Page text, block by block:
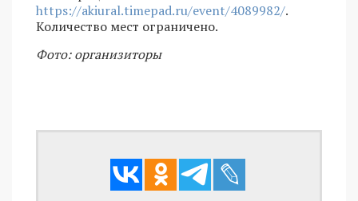
https://akiural.timepad.ru/event/4089982/.
Количество мест ограничено.
Фото: организиторы